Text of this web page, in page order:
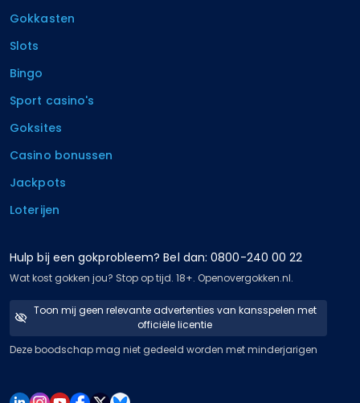
Gokkasten
Slots
Bingo
Sport casino's
Goksites
Casino bonussen
Jackpots
Loterijen
Hulp bij een gokprobleem? Bel dan: 0800-240 00 22
Wat kost gokken jou? Stop op tijd. 18+. Openovergokken.nl.
Toon mij geen relevante advertenties van kansspelen met
officiële licentie
Deze boodschap mag niet gedeeld worden met minderjarigen